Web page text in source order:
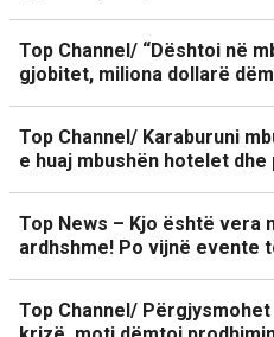
Top Channel/ “Dështoi në
gjobitet, miliona dollarë
Top Channel/ Karaburuni
e huaj mbushën hotelet
Top News – Kjo është
ardhshme! Po vijnë evente
Top Channel/